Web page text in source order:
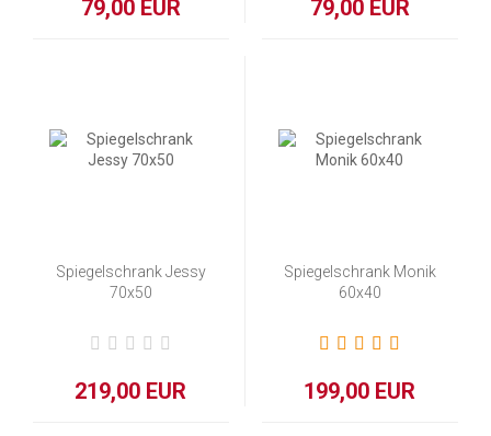
79,00 EUR 79,00 EUR
Spiegelschrank Jessy
70x50
219,00 EUR
Spiegelschrank Monik
60x40
199,00 EUR